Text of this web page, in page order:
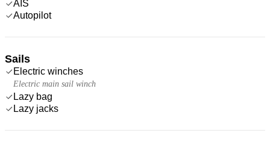
AIS
Autopilot
Sails
Electric winches
Electric main sail winch
Lazy bag
Lazy jacks